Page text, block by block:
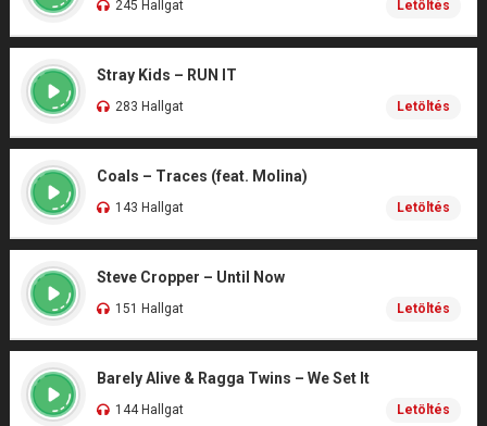
245 Hallgat Letöltés
Stray Kids – RUN IT
283 Hallgat Letöltés
Coals – Traces (feat. Molina)
143 Hallgat Letöltés
Steve Cropper – Until Now
151 Hallgat Letöltés
Barely Alive & Ragga Twins – We Set It
144 Hallgat Letöltés